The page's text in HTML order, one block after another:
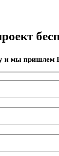
и мы пришлем